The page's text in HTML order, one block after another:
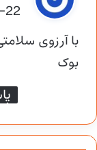
با آرزوی
بوک